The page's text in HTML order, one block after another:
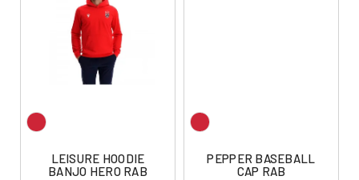
LEISURE HOODIE
BANJO HERO RAB
PEPPER BASEBALL
CAP RAB